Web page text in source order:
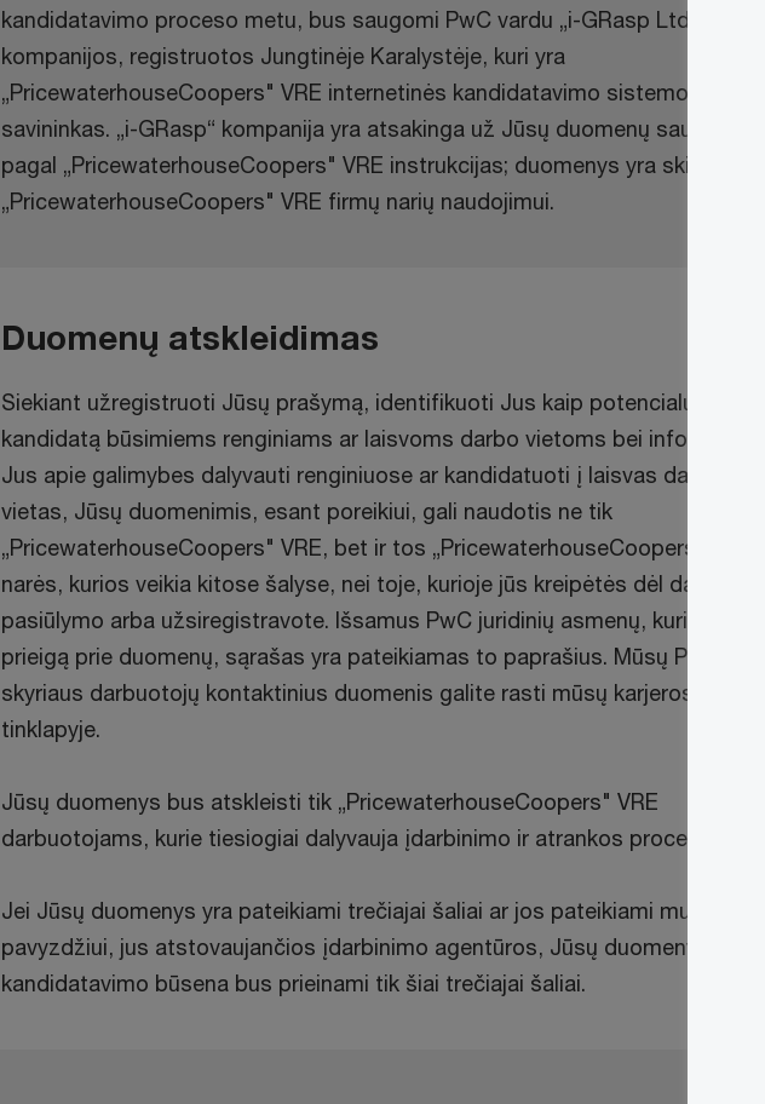
kandidatavimo proceso metu, bus saugomi PwC vardu „i-GRasp Ltd.“
kompanijos, registruotos Jungtinėje Karalystėje, kuri yra
„PricewaterhouseCoopers" VRE internetinės kandidatavimo sistemos
savininkas. „i-GRasp“ kompanija yra atsakinga už Jūsų duomenų saugojimą
pagal „PricewaterhouseCoopers" VRE instrukcijas; duomenys yra skirti tik
„PricewaterhouseCoopers" VRE firmų narių naudojimui.
Duomenų atskleidimas
Siekiant užregistruoti Jūsų prašymą, identifikuoti Jus kaip potencialų
kandidatą būsimiems renginiams ar laisvoms darbo vietoms bei informuoti
Jus apie galimybes dalyvauti renginiuose ar kandidatuoti į laisvas darbo
vietas, Jūsų duomenimis, esant poreikiui, gali naudotis ne tik
„PricewaterhouseCoopers" VRE, bet ir tos „PricewaterhouseCoopers" firmos
narės, kurios veikia kitose šalyse, nei toje, kurioje jūs kreipėtės dėl darbo
pasiūlymo arba užsiregistravote. Išsamus PwC juridinių asmenų, kurie turi
prieigą prie duomenų, sąrašas yra pateikiamas to paprašius. Mūsų Personalo
skyriaus darbuotojų kontaktinius duomenis galite rasti mūsų karjeros
tinklapyje.
Jūsų duomenys bus atskleisti tik „PricewaterhouseCoopers" VRE
darbuotojams, kurie tiesiogiai dalyvauja įdarbinimo ir atrankos procese.
Jei Jūsų duomenys yra pateikiami trečiajai šaliai ar jos pateikiami mums,
pavyzdžiui, jus atstovaujančios įdarbinimo agentūros, Jūsų duomenys ir
kandidatavimo būsena bus prieinami tik šiai trečiajai šaliai.